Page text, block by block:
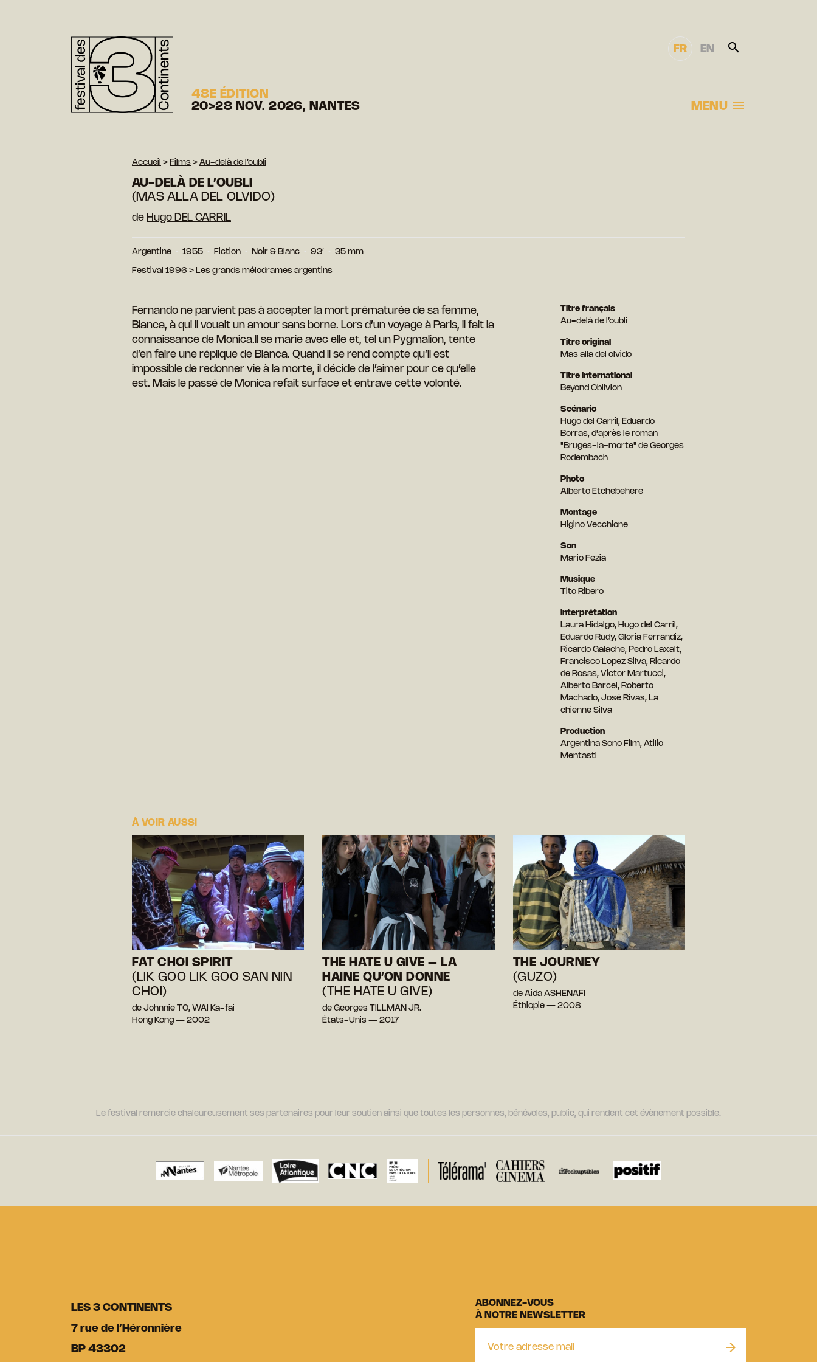
48E ÉDITION
20>28 NOV. 2026, NANTES
FR EN
MENU
Accueil > Films > Au-delà de l’oubli
AU-DELÀ DE L’OUBLI
(MAS ALLA DEL OLVIDO)
de Hugo DEL CARRIL
Argentine 1955 Fiction Noir & Blanc 93′ 35 mm
Festival 1996 > Les grands mélodrames argentins
Fernando ne parvient pas à accepter la mort prématurée de sa femme,
Blanca, à qui il vouait un amour sans borne. Lors d’un voyage à Paris, il fait la
connaissance de Monica.Il se marie avec elle et, tel un Pygmalion, tente
d’en faire une réplique de Blanca. Quand il se rend compte qu’il est
impossible de redonner vie à la morte, il décide de l’aimer pour ce qu’elle
est. Mais le passé de Monica refait surface et entrave cette volonté.
Titre français
Au-delà de l’oubli
Titre original
Mas alla del olvido
Titre international
Beyond Oblivion
Scénario
Hugo del Carril, Eduardo
Borras, d'après le roman
"Bruges-la-morte" de Georges
Rodembach
Photo
Alberto Etchebehere
Montage
Higino Vecchione
Son
Mario Fezia
Musique
Tito Ribero
Interprétation
Laura Hidalgo, Hugo del Carril,
Eduardo Rudy, Gloria Ferrandiz,
Ricardo Galache, Pedro Laxalt,
Francisco Lopez Silva, Ricardo
de Rosas, Victor Martucci,
Alberto Barcel, Roberto
Machado, José Rivas, La
chienne Silva
Production
Argentina Sono Film, Atilio
Mentasti
À VOIR AUSSI
FAT CHOI SPIRIT
(LIK GOO LIK GOO SAN NIN
CHOI)
de Johnnie TO, WAI Ka-fai
Hong Kong — 2002
THE HATE U GIVE – LA
HAINE QU’ON DONNE
(THE HATE U GIVE)
de Georges TILLMAN JR.
États-Unis — 2017
THE JOURNEY
(GUZO)
de Aida ASHENAFI
Éthiopie — 2008
Le festival remercie chaleureusement ses partenaires pour leur soutien ainsi que toutes les personnes, bénévoles, public, qui rendent cet évènement possible.
LES 3 CONTINENTS
7 rue de l’Héronnière
BP 43302
ABONNEZ-VOUS
À NOTRE NEWSLETTER